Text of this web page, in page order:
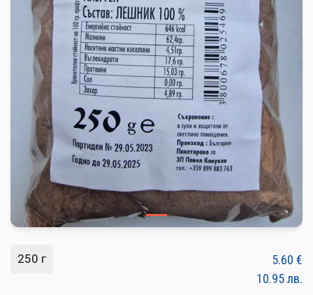
ПЛОДОВЕ И ЗЕЛЕНЧУЦИ
ХЛЯБ, ЗЪРНЕНИ, ВАРИВА
МЛЕЧНИ И ЯЙЦА
МЕД И ПЧЕЛНИ
КОНСЕРВИРАНИ
ЯДКИ И ТАХАНИ
ВЕГАН ПРОДУКТИ
БИЛКИ И ПОДПРАВКИ
250 г 5.60 €
10.95лв.